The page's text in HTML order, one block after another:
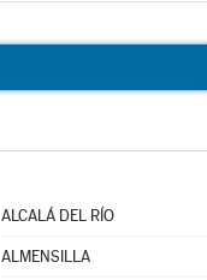
ALCALÁ DEL RÍO
ALMENSILLA